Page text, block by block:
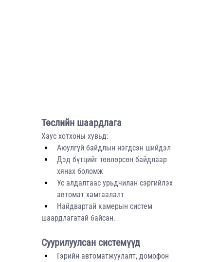
Төслийн шаардлага
Хаус хотхоны хувьд:
Аюулгүй байдлын нэгдсэн шийдэл
Дэд бүтцийг төвлөрсөн байдлаар
хянах боломж
Ус алдалтаас урьдчилан сэргийлэх
автомат хамгаалалт
Найдвартай камерын систем
шаардлагатай байсан.
Суурилуулсан системүүд
Гэрийн автоматжуулалт, домофон